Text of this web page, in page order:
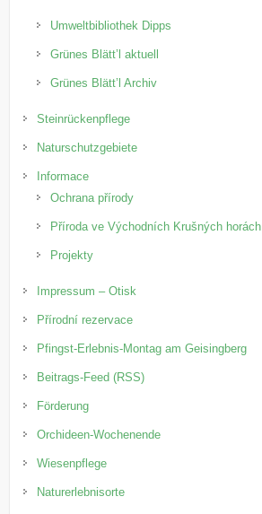
Umweltbibliothek Dipps
Grünes Blätt’l aktuell
Grünes Blätt’l Archiv
Steinrückenpflege
Naturschutzgebiete
Informace
Ochrana přírody
Příroda ve Východních Krušných horách
Projekty
Impressum – Otisk
Přírodní rezervace
Pfingst-Erlebnis-Montag am Geisingberg
Beitrags-Feed (RSS)
Förderung
Orchideen-Wochenende
Wiesenpflege
Naturerlebnisorte